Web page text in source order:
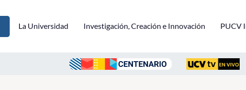
La Universidad Investigación, Creación e Innovación PUCV